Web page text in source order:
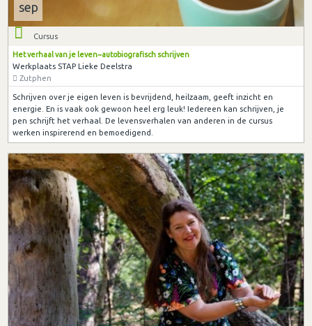
sep
Cursus
Het verhaal van je leven~autobiografisch schrijven
Werkplaats STAP Lieke Deelstra
Zutphen
Schrijven over je eigen leven is bevrijdend, heilzaam, geeft inzicht en
energie. En is vaak ook gewoon heel erg leuk! Iedereen kan schrijven, je
pen schrijft het verhaal. De levensverhalen van anderen in de cursus
werken inspirerend en bemoedigend.